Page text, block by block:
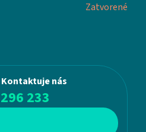
Zatvorené
nás
233